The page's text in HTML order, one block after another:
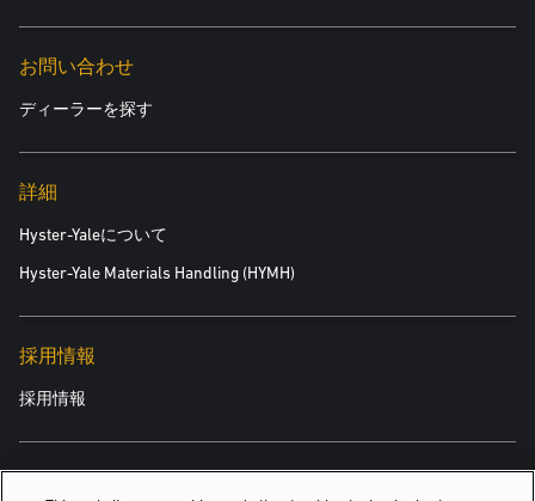
お問い合わせ
ディーラーを探す
詳細
Hyster-Yaleについて
Hyster-Yale Materials Handling (HYMH)
採用情報
採用情報